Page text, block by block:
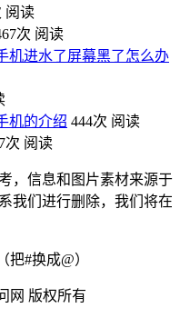
阅读
次 阅读
机进水了屏幕黑了怎么办
机的介绍 444次 阅读
次 阅读
，信息和图片素材来源于
我们进行删除，我们将在
把#换成@）
网 版权所有